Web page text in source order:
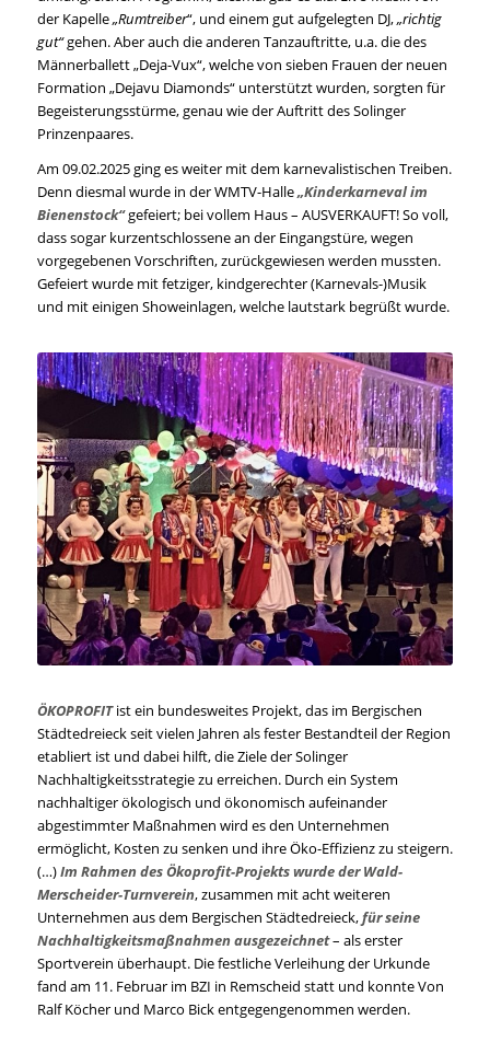
der Kapelle„Rumtreiber“, und einem gut aufgelegten DJ,„richtig
gut“gehen. Aber auch die anderen Tanzauftritte, u.a. die des
Männerballett „Deja-Vux“, welche von sieben Frauen der neuen
Formation „Dejavu Diamonds“ unterstützt wurden, sorgten für
Begeisterungsstürme, genau wie der Auftritt des Solinger
Prinzenpaares.
Am 09.02.2025 ging es weiter mit dem karnevalistischen Treiben.
Denn diesmal wurde in der WMTV-Halle„Kinderkarneval im
Bienenstock“gefeiert; bei vollem Haus – AUSVERKAUFT! So voll,
dass sogar kurzentschlossene an der Eingangstüre, wegen
vorgegebenen Vorschriften, zurückgewiesen werden mussten.
Gefeiert wurde mit fetziger, kindgerechter (Karnevals-)Musik
und mit einigen Showeinlagen, welche lautstark begrüßt wurde.
ÖKOPROFITist ein bundesweites Projekt, das im Bergischen
Städtedreieck seit vielen Jahren als fester Bestandteil der Region
etabliert ist und dabei hilft, die Ziele der Solinger
Nachhaltigkeitsstrategie zu erreichen. Durch ein System
nachhaltiger ökologisch und ökonomisch aufeinander
abgestimmter Maßnahmen wird es den Unternehmen
ermöglicht, Kosten zu senken und ihre Öko-Effizienz zu steigern.
(…)Im Rahmen des Ökoprofit-Projekts wurde der Wald-
Merscheider-Turnverein, zusammen mit acht weiteren
Unternehmen aus dem Bergischen Städtedreieck,für seine
Nachhaltigkeitsmaßnahmen ausgezeichnet– als erster
Sportverein überhaupt. Die festliche Verleihung der Urkunde
fand am 11. Februar im BZI in Remscheid statt und konnte Von
Ralf Köcher und Marco Bick entgegengenommen werden.